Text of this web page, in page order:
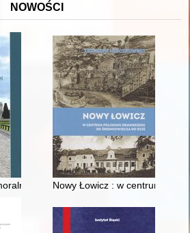
NOWOŚCI
synów szlacheckich w XVI-
Nowy Łowicz : w centrum